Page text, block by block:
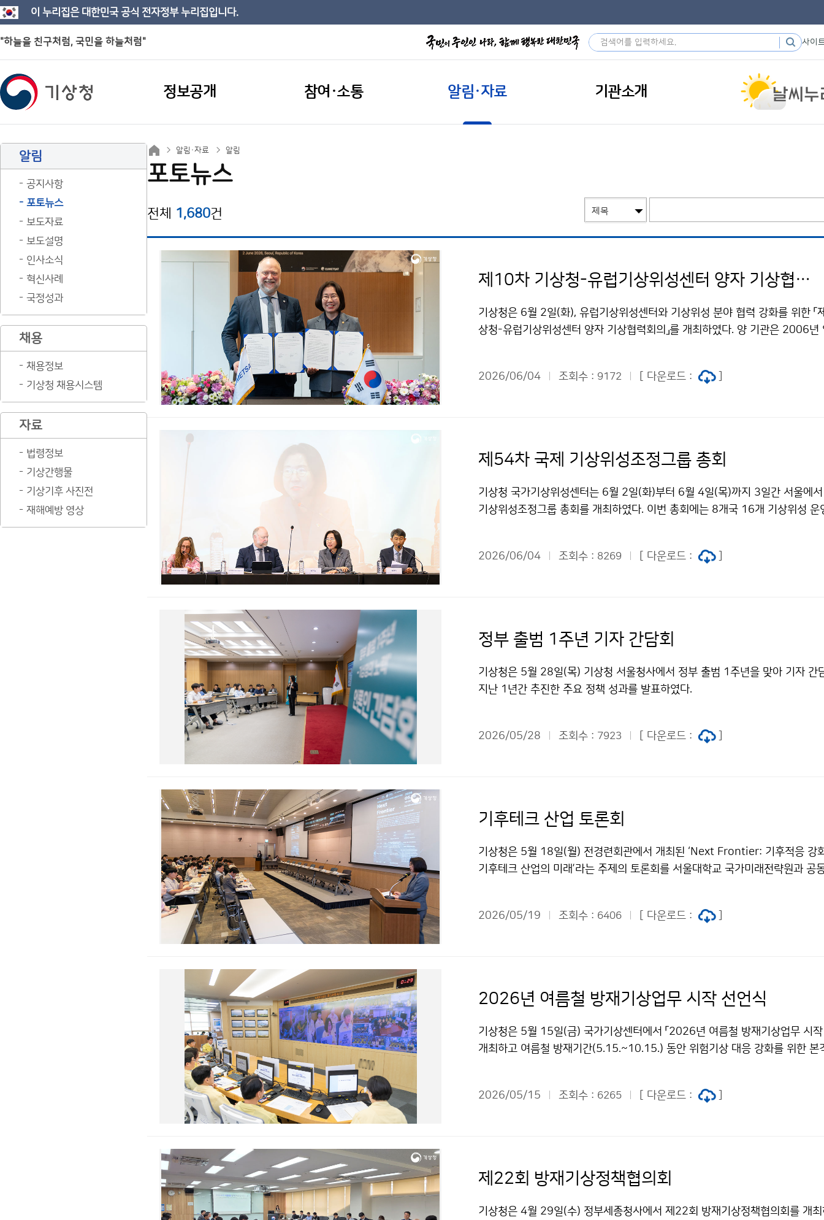
이 누리집은 대한민국 공식 전자정부 누리집입니다.
"하늘을 친구처럼, 국민을 하늘처럼" 사이
정보공개 참여·소통 알림·자료 기관소개
알림
공지사항
포토뉴스
보도자료
보도설명
인사소식
혁신사례
국정성과
채용
채용정보
기상청 채용시스템
자료
법령정보
기상간행물
기상기후 사진전
재해예방 영상
알림·자료 알림
포토뉴스
전체 1,680건
제10차 기상청-유럽기상위성센터 양자 기상협력회의
기상청은 6월 2일(화), 유럽기상위성센터와 기상위성 분야 협력 강화를 위한 「
상청-유럽기상위성센터 양자 기상협력회의」를 개최하였다. 양 기관은 2006년
용, 기후변화 감시 강화 등 다양한 분야에서 긴밀하게 협력하고 있다.
2026/06/04 조회수 : 9172 [ 다운로드 :
제54차 국제 기상위성조정그룹 총회
기상청 국가기상위성센터는 6월 2일(화)부터 6월 4일(목)까지 3일간 서울에
기상위성조정그룹 총회를 개최하였다. 이번 총회에는 8개국 16개 기상위성 운
변화를 감시하는 우주기상 대응, 주파수 간섭 문제 해결을 통한 위성 시스템 운
2026/06/04 조회수 : 8269 [ 다운로드 :
정부 출범 1주년 기자 간담회
기상청은 5월 28일(목) 기상청 서울청사에서 정부 출범 1주년을 맞아 기자 간
지난 1년간 추진한 주요 정책 성과를 발표하였다.
2026/05/28 조회수 : 7923 [ 다운로드 :
기후테크 산업 토론회
기상청은 5월 18일(월) 전경련회관에서 개최된 ‘Next Frontier: 기후적응 강
기후테크 산업의 미래’라는 주제의 토론회를 서울대학교 국가미래전략원과 공
2026/05/19
조회수 : 6406 [ 다운로드 :
2026년 여름철 방재기상업무 시작 선언식
기상청은 5월 15일(금) 국가기상센터에서 「2026년 여름철 방재기상업무 시작
개최하고 여름철 방재기간(5.15.~10.15.) 동안 위험기상 대응 강화를 위한 본
2026/05/15 조회수 : 6265 [ 다운로드 :
제22회 방재기상정책협의회
기상청은 4월 29일(수) 정부세종청사에서 제22회 방재기상정책협의회를 개